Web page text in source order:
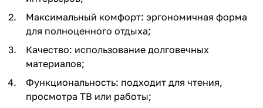
Максимальный комфорт: эргономичная форма
для полноценного отдыха;
Качество: использование долговечных
материалов;
Функциональность: подходит для чтения,
просмотра ТВ или работы;